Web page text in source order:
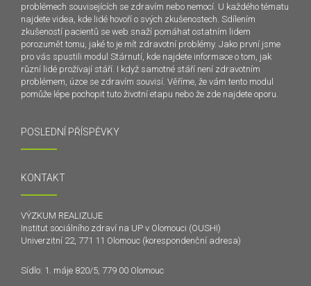
problémech souvisejících se zdravím nebo nemocí. U každého tématu
najdete videa, kde lidé hovoří o svých zkušenostech. Sdílením
zkušeností pacientů se web snaží pomáhat ostatním lidem
porozumět tomu, jaké to je mít zdravotní problémy. Jako první jsme
pro vás spustili modul Stárnutí, kde najdete informace o tom, jak
různí lidé prožívají stáří. I když samotné stáří není zdravotním
problémem, úzce se zdravím souvisí. Věříme, že vám tento modul
pomůže lépe pochopit tuto životní etapu nebo že zde najdete oporu.
POSLEDNÍ PŘÍSPĚVKY
KONTAKT
VÝZKUM REALIZUJE
Institut sociálního zdraví na UP v Olomouci (OUSHI)
Univerzitní 22, 771 11 Olomouc (korespondenční adresa)
Sídlo: 1. máje 820/5, 779 00 Olomouc